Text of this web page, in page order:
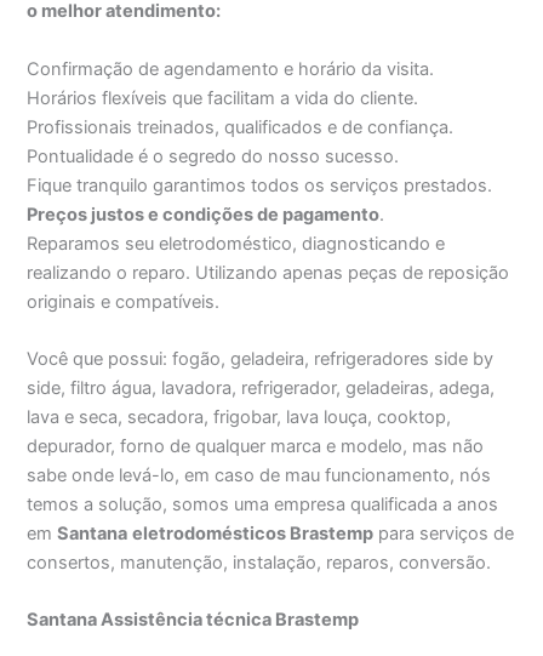
o melhor atendimento:
Confirmação de agendamento e horário da visita.
Horários flexíveis que facilitam a vida do cliente.
Profissionais treinados, qualificados e de confiança.
Pontualidade é o segredo do nosso sucesso.
Fique tranquilo garantimos todos os serviços prestados.
Preços justos e condições de pagamento.
Reparamos seu eletrodoméstico, diagnosticando e
realizando o reparo. Utilizando apenas peças de reposição
originais e compatíveis.
Você que possui: fogão, geladeira, refrigeradores side by
side, filtro água, lavadora, refrigerador, geladeiras, adega,
lava e seca, secadora, frigobar, lava louça, cooktop,
depurador, forno de qualquer marca e modelo, mas não
sabe onde levá-lo, em caso de mau funcionamento, nós
temos a solução, somos uma empresa qualificada a anos
emSantana eletrodomésticos Brastemp para serviços de
consertos, manutenção, instalação, reparos, conversão.
Santana Assistência técnica Brastemp